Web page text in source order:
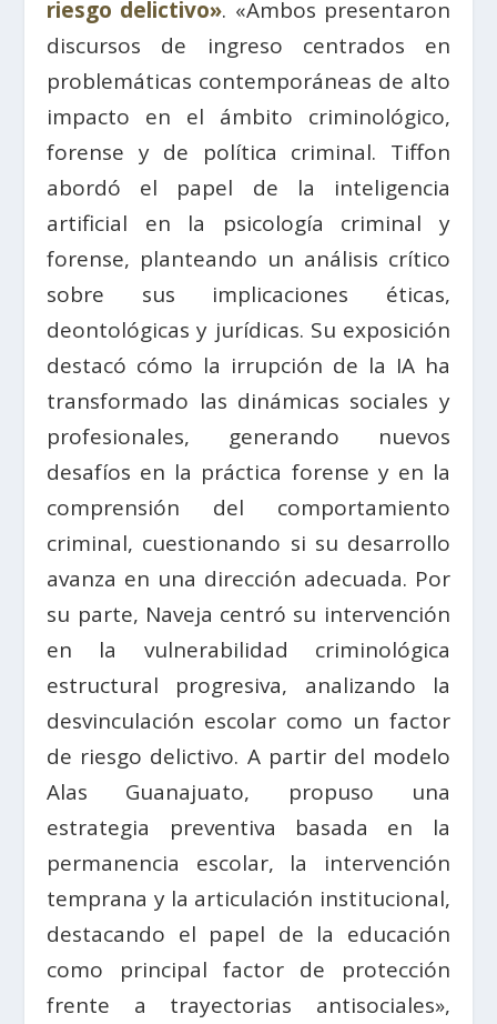
riesgo delictivo». «Ambos presentaron
discursos de ingreso centrados en
problemáticas contemporáneas de alto
impacto en el ámbito criminológico,
forense y de política criminal. Tiffon
abordó el papel de la inteligencia
artificial en la psicología criminal y
forense, planteando un análisis crítico
sobre sus implicaciones éticas,
deontológicas y jurídicas. Su exposición
destacó cómo la irrupción de la IA ha
transformado las dinámicas sociales y
profesionales, generando nuevos
desafíos en la práctica forense y en la
comprensión del comportamiento
criminal, cuestionando si su desarrollo
avanza en una dirección adecuada. Por
su parte, Naveja centró su intervención
en la vulnerabilidad criminológica
estructural progresiva, analizando la
desvinculación escolar como un factor
de riesgo delictivo. A partir del modelo
Alas Guanajuato, propuso una
estrategia preventiva basada en la
permanencia escolar, la intervención
temprana y la articulación institucional,
destacando el papel de la educación
como principal factor de protección
frente a trayectorias antisociales»,